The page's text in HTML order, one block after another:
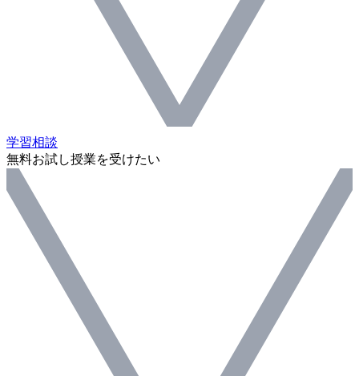
学習相談
無料お試し授業を受けたい